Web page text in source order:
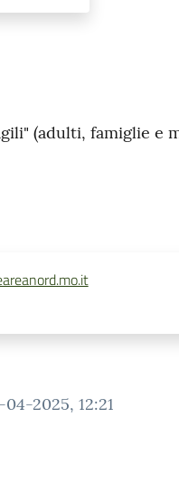
(adulti, famiglie e
2025, 12:21